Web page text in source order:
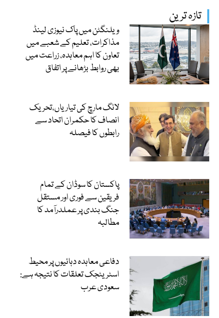
تازہ ترین
ویلنگٹن میں پاک نیوزی لینڈ
مذاکرات، تعلیم کے شعبے میں
تعاون کا اہم معاہدہ، زراعت میں
بھی روابط بڑھانے پر اتفاق
لانگ مارچ کی تیاریاں،تحریک
انصاف کا حکمران اتحاد سے
رابطوں کا فیصلہ
پاکستان کا سوڈان کے تمام
فریقین سے فوری اور مستقل
جنگ بندی پر عملدرآمد کا
مطالبہ
دفاعی معاہدہ دہائیوں پر محیط
اسٹریٹجک تعلقات کا نتیجہ ہے:
سعودی عرب